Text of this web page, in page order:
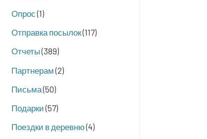
Опрос(1)
Отправка посылок(117)
Отчеты(389)
Партнерам(2)
Письма(50)
Подарки(57)
Поездки в деревню(4)